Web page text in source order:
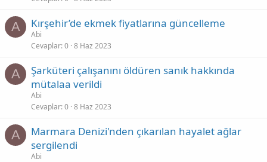
A Kırşehir’de ekmek fiyatlarına güncelleme
Abi
Cevaplar 0 8 Haz 2023
A
Şarküteri çalışanını öldüren sanık hakkında
mütalaa verildi
Abi
Cevaplar 0 8 Haz 2023
A
Marmara Denizi'nden çıkarılan hayalet ağlar
sergilendi
Abi